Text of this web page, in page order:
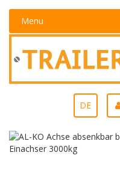
Menu
DE